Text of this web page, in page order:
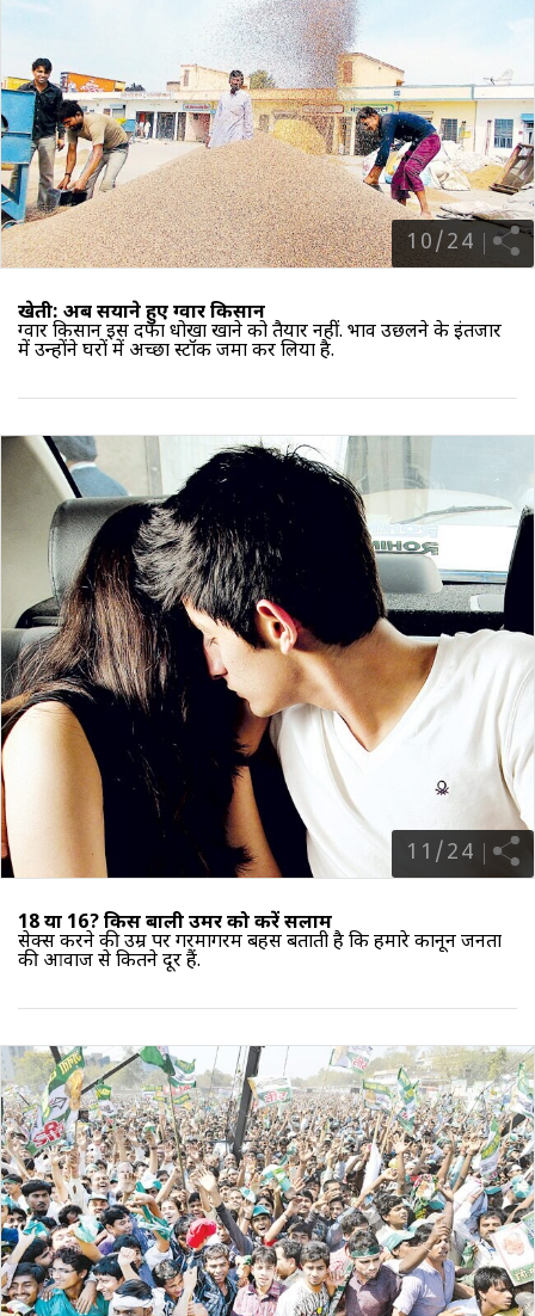
10/24
खेती: अब सयाने हुए ग्वार किसान
ग्वार किसान इस दफा धोखा खाने को तैयार नहीं. भाव उछलने के इंतजार
में उन्होंने घरों में अच्छा स्टॉक जमा कर लिया है.
11 / 24
18 या 16? किस बाली उमर को करें सलाम
सेक्स करने की उम्र पर गरमागरम बहस बताती है कि हमारे कानून जनता
की आवाज से कितने दूर हैं.